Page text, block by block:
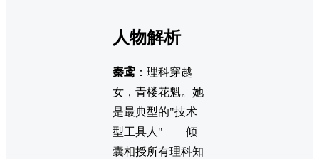
人物解析
秦鸢 ：理科穿越
女，青楼花魁。她
是最典型的"技术
型工具人"——倾
囊相授所有理科知